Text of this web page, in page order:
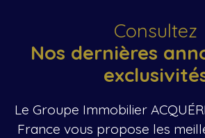
Consultez
Nos dernières
Le Groupe Immobilier
France vous propose les